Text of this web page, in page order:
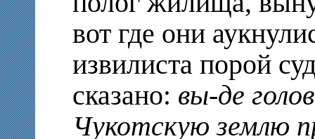
вот где они
извилиста порой
сказано: вы-де
Чукотскую землю